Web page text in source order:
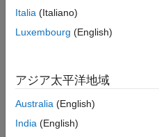
Italia (Italiano)
Luxembourg (English)
アジア太平洋地域
Australia (English)
India (English)